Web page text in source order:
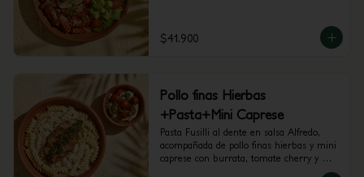
$41.900
Pollo finas Hierbas
+Pasta+Mini Caprese
Pasta Fusilli al dente en salsa Alfredo,
acompañada de pollo finas hierbas y mini
caprese con burrata, tomate cherry y